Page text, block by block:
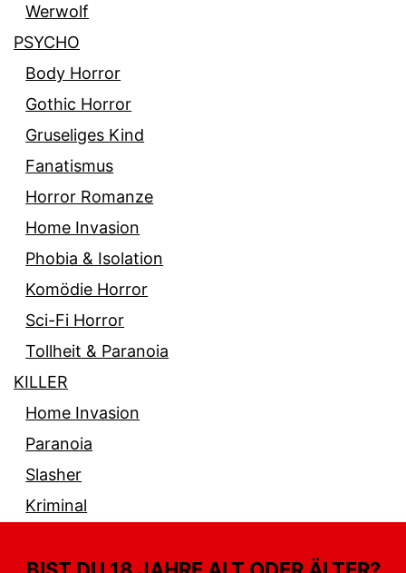
Werwolf
PSYCHO
Body Horror
Gothic Horror
Gruseliges Kind
Fanatismus
Horror Romanze
Home Invasion
Phobia & Isolation
Komödie Horror
Sci-Fi Horror
Tollheit & Paranoia
KILLER
Home Invasion
Paranoia
Slasher
Kriminal